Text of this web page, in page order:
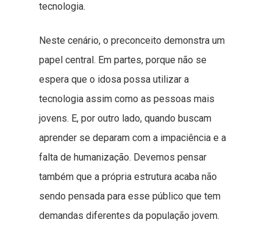
tecnologia.
Neste cenário, o preconceito demonstra um
papel central. Em partes, porque não se
espera que o idosa possa utilizar a
tecnologia assim como as pessoas mais
jovens. E, por outro lado, quando buscam
aprender se deparam com a impaciência e a
falta de humanização. Devemos pensar
também que a própria estrutura acaba não
sendo pensada para esse público que tem
demandas diferentes da população jovem.